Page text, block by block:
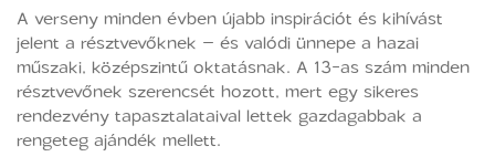
A verseny minden évben újabb inspirációt és kihívást
jelent a résztvevőknek – és valódi ünnepe a hazai
műszaki, középszintű oktatásnak. A 13-as szám minden
résztvevőnek szerencsét hozott, mert egy sikeres
rendezvény tapasztalataival lettek gazdagabbak a
rengeteg ajándék mellett.